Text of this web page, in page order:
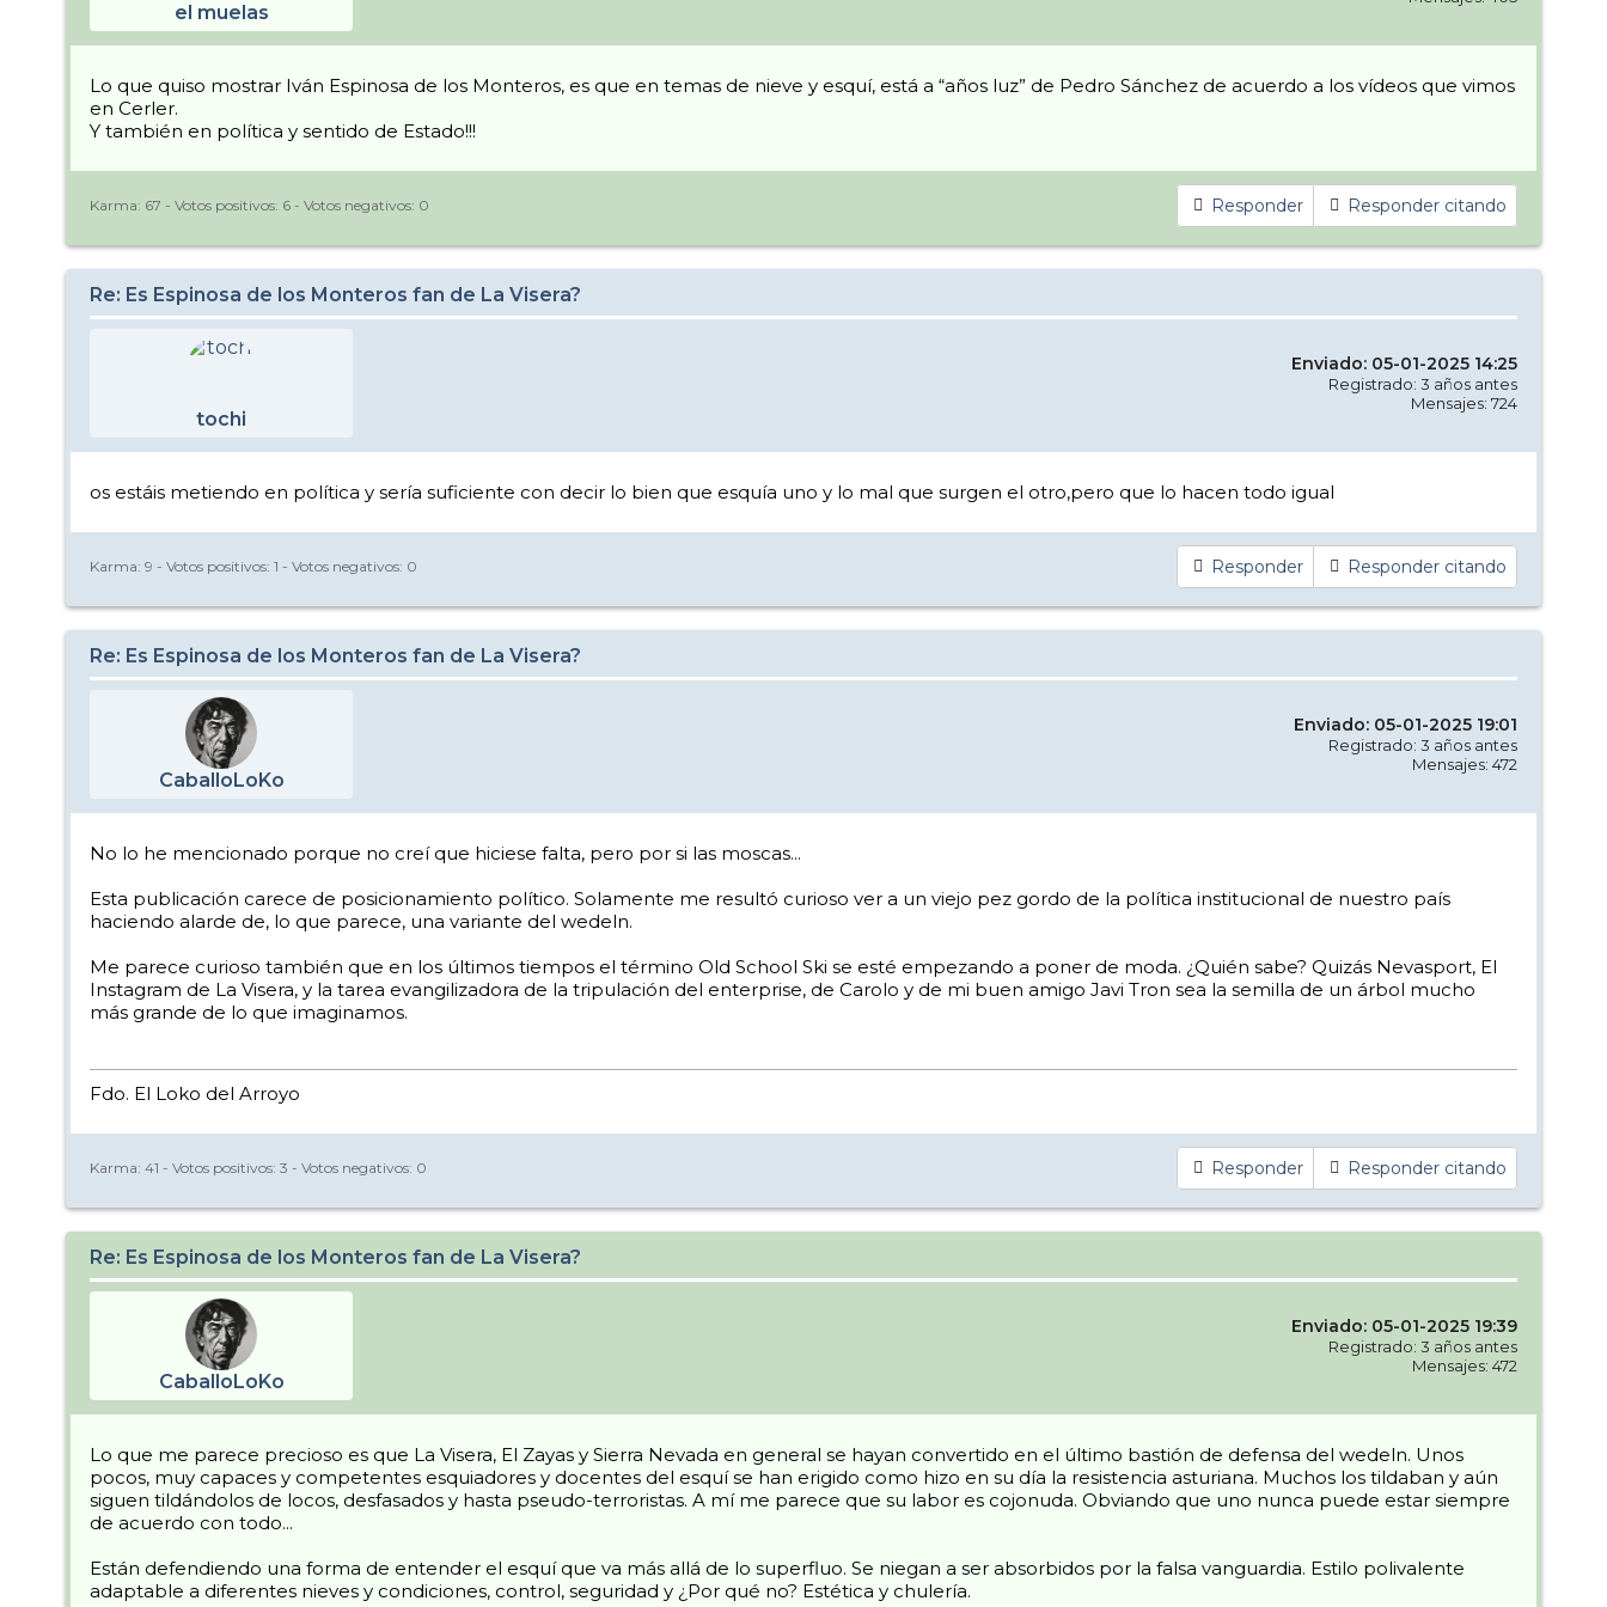
el muelas
Lo que quiso mostrar Iván Espinosa de los Monteros, es que en temas de nieve y esquí, está a “años luz” de Pedro Sánchez de acuerdo a los vídeos que vimos
en Cerler.
Y también en política y sentido de Estado!!!
Responder Responder citando
Karma: 67 - Votos positivos: 6 - Votos negativos: 0
Re: Es Espinosa de los Monteros fan de La Visera?
tochi
Enviado: 05-01-2025 14:25
Registrado: 3 años antes
Mensajes: 724
os estáis metiendo en política y sería suficiente con decir lo bien que esquía uno y lo mal que surgen el otro,pero que lo hacen todo igual
Responder Responder citando
Karma: 9 - Votos positivos: 1 - Votos negativos: 0
Re: Es Espinosa de los Monteros fan de La Visera?
CaballoLoKo
Enviado: 05-01-2025 19:01
Registrado: 3 años antes
Mensajes: 472
No lo he mencionado porque no creí que hiciese falta, pero por si las moscas...
Esta publicación carece de posicionamiento político. Solamente me resultó curioso ver a un viejo pez gordo de la política institucional de nuestro país
haciendo alarde de, lo que parece, una variante del wedeln.
Me parece curioso también que en los últimos tiempos el término Old School Ski se esté empezando a poner de moda. ¿Quién sabe? Quizás Nevasport, El
Instagram de La Visera, y la tarea evangilizadora de la tripulación del enterprise, de Carolo y de mi buen amigo Javi Tron sea la semilla de un árbol mucho
más grande de lo que imaginamos.
Fdo. El Loko del Arroyo
Responder Responder citando
Karma: 41 - Votos positivos: 3 - Votos negativos: 0
Re: Es Espinosa de los Monteros fan de La Visera?
CaballoLoKo
Enviado: 05-01-2025 19:39
Registrado: 3 años antes
Mensajes: 472
Lo que me parece precioso es que La Visera, El Zayas y Sierra Nevada en general se hayan convertido en el último bastión de defensa del wedeln. Unos
pocos, muy capaces y competentes esquiadores y docentes del esquí se han erigido como hizo en su día la resistencia asturiana. Muchos los tildaban y aún
siguen tildándolos de locos, desfasados y hasta pseudo-terroristas. A mí me parece que su labor es cojonuda. Obviando que uno nunca puede estar siempre
de acuerdo con todo...
Están defendiendo una forma de entender el esquí que va más allá de lo superfluo. Se niegan a ser absorbidos por la falsa vanguardia. Estilo polivalente
adaptable a diferentes nieves y condiciones, control, seguridad y ¿Por qué no? Estética y chulería.